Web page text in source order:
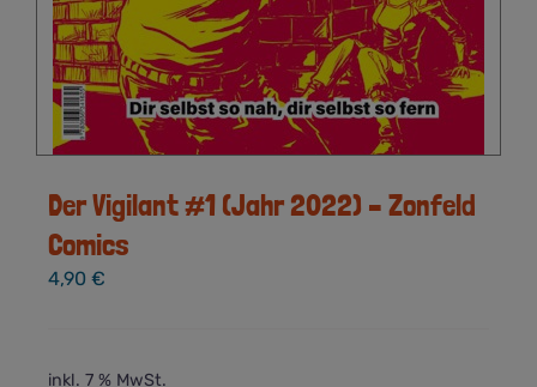
Der Vigilant #1 (Jahr 2022) – Zonfeld
Comics
4,90 €
inkl. 7 % MwSt.